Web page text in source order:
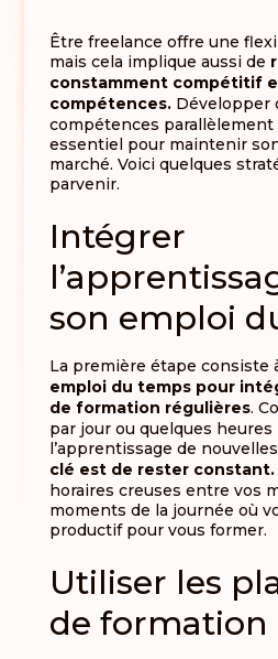
Être freelance offre une
mais cela implique aussi de
constamment compétitif
compétences.Développer
compétences parallèlement
essentiel pour maintenir
marché. Voici quelques
parvenir.
Intégrer
son emploi
La première étape consiste
emploi du temps pour
de formation régulières.
par jour ou quelques heures
l’apprentissage de
clé est de rester constant.
horaires creuses entre vos
moments de la journée où
productif pour vous former.
Utiliser les
de formation